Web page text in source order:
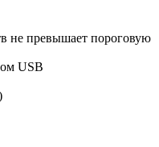
не превышает пороговую
USB